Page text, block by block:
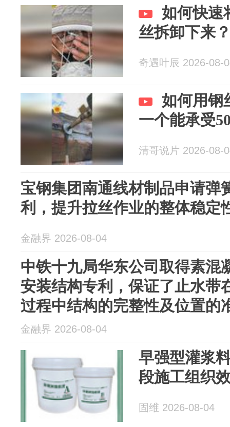
如何快速
丝拆卸下来
奇遇叶辰 2026-08-
如何用钢
一个能承受
清哥说片 2026-08-
宝钢集团南通线材制品申请弹
利，提升拉丝作业的整体稳定
金融界 2026-08-04
中铁十九局华东公司取得素混
安装结构专利，保证了止水带
过程中结构的完整性及位置的
金融界 2026-08-04
早强型灌浆
段施工组织
固维 2026-08-04